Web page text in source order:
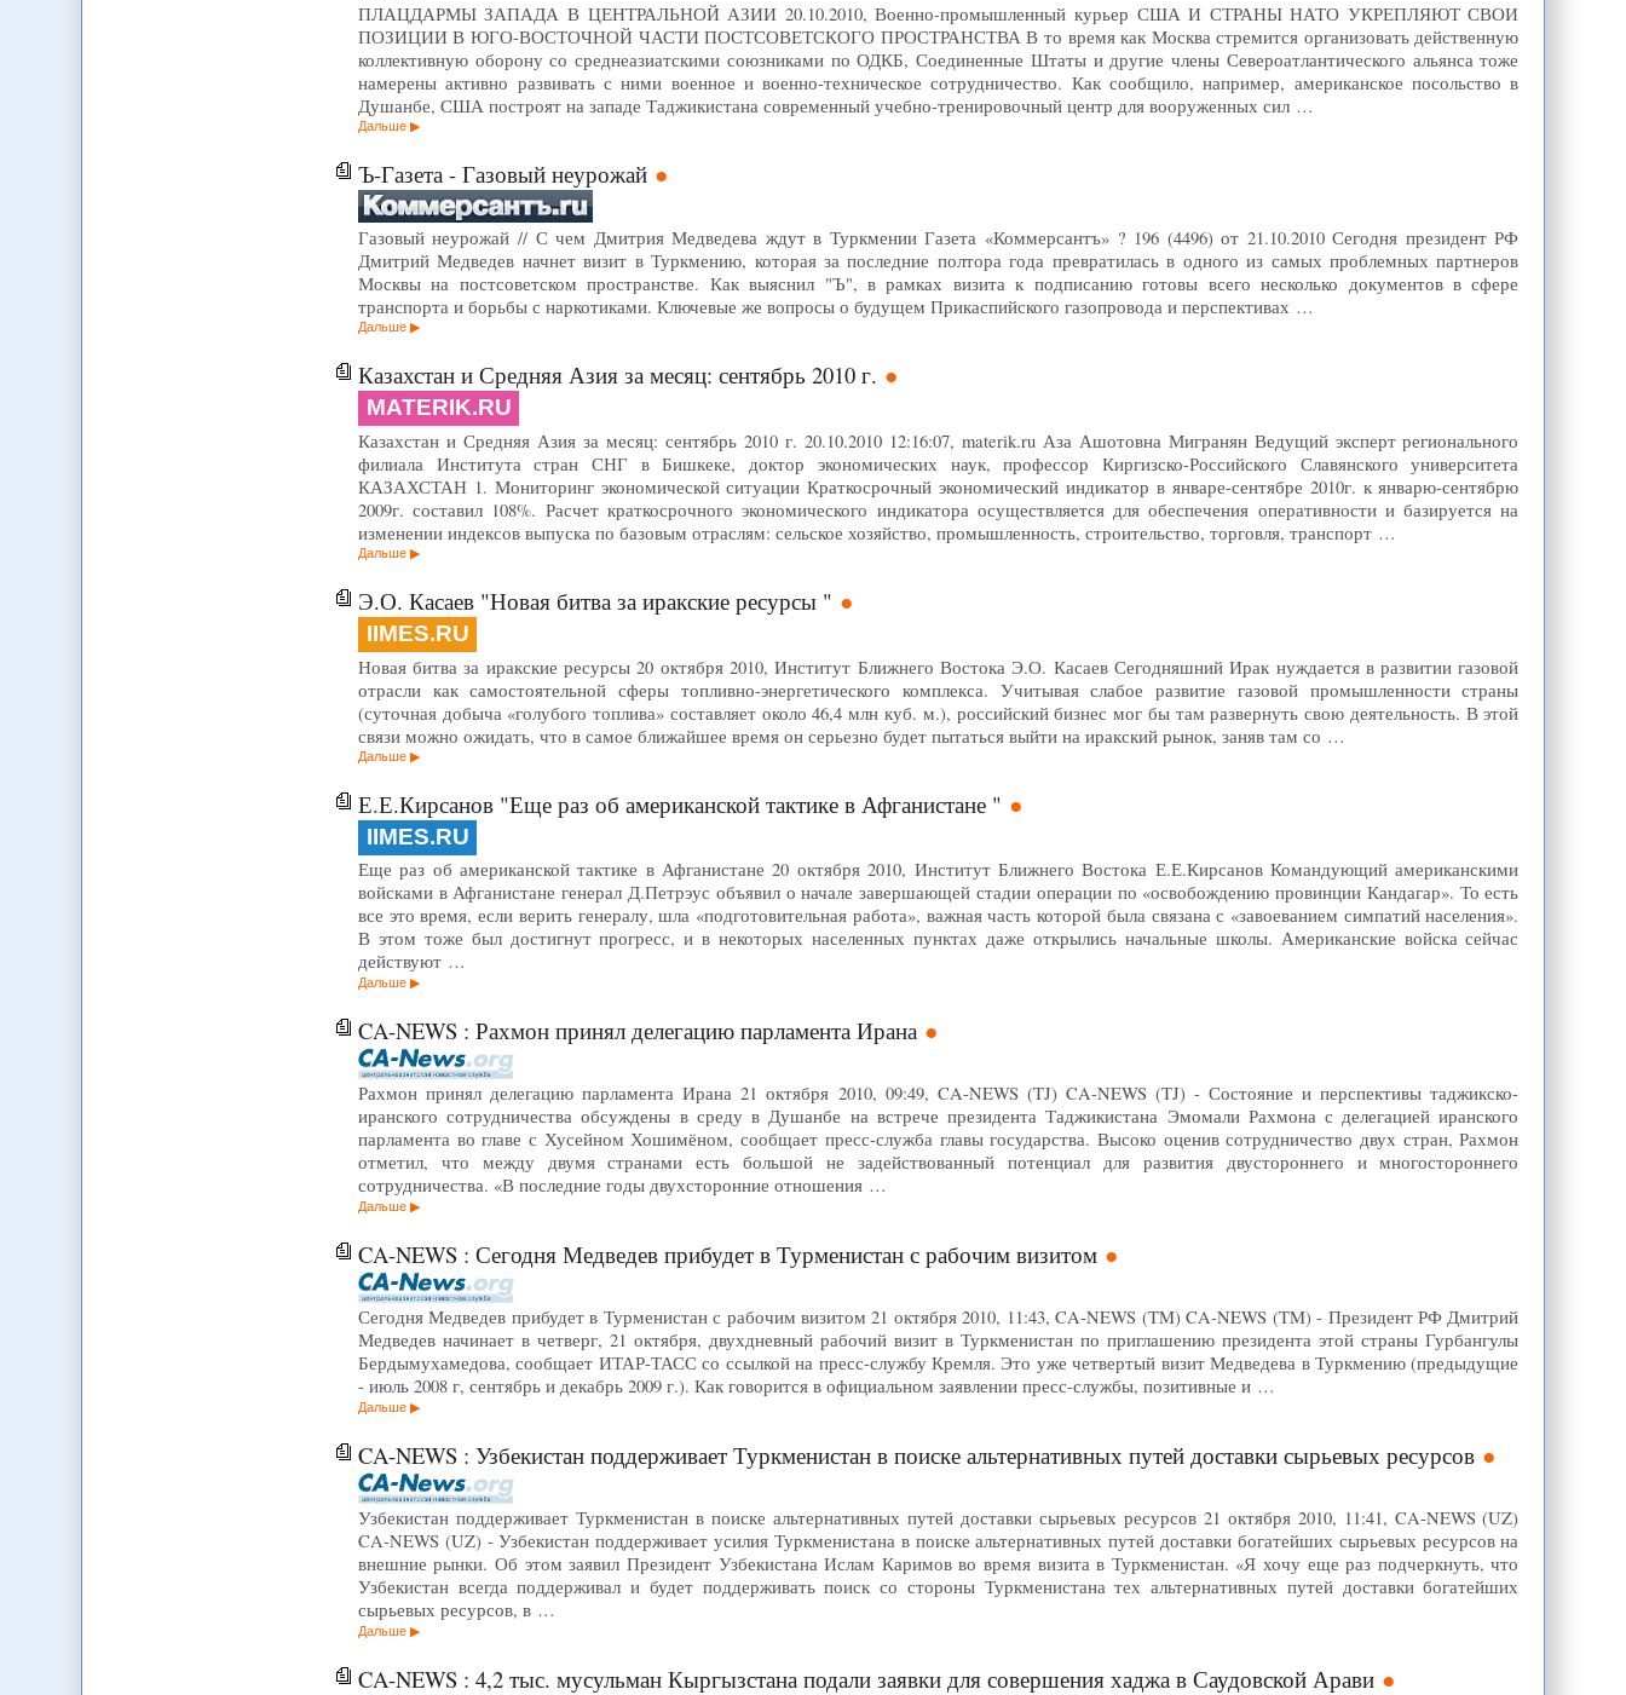
ПЛАЦДАРМЫ ЗАПАДА В ЦЕНТРАЛЬНОЙ АЗИИ 20.10.2010, Военно-промышленный курьер США И СТРАНЫ НАТО УКРЕПЛЯЮТ СВОИ
ПОЗИЦИИ В ЮГО-ВОСТОЧНОЙ ЧАСТИ ПОСТСОВЕТСКОГО ПРОСТРАНСТВА В то время как Москва стремится организовать действенную
коллективную оборону со среднеазиатскими союзниками по ОДКБ, Соединенные Штаты и другие члены Североатлантического альянса тоже
намерены активно развивать с ними военное и военно-техническое сотрудничество. Как сообщило, например, американское посольство в
Душанбе, США построят на западе Таджикистана современный учебно-тренировочный центр для вооруженных сил …
Дальше
Ъ-Газета - Газовый неурожай
Газовый неурожай // С чем Дмитрия Медведева ждут в Туркмении Газета «Коммерсантъ» ? 196 (4496) от 21.10.2010 Сегодня президент РФ
Дмитрий Медведев начнет визит в Туркмению, которая за последние полтора года превратилась в одного из самых проблемных партнеров
Москвы на постсоветском пространстве. Как выяснил "Ъ", в рамках визита к подписанию готовы всего несколько документов в сфере
транспорта и борьбы с наркотиками. Ключевые же вопросы о будущем Прикаспийского газопровода и перспективах …
Дальше
Казахстан и Средняя Азия за месяц: сентябрь 2010 г.
MATERIK.RU
Казахстан и Средняя Азия за месяц: сентябрь 2010 г. 20.10.2010 12:16:07, materik.ru Аза Ашотовна Мигранян Ведущий эксперт регионального
филиала Института стран СНГ в Бишкеке, доктор экономических наук, профессор Киргизско-Российского Славянского университета
КАЗАХСТАН 1. Мониторинг экономической ситуации Краткосрочный экономический индикатор в январе-сентябре 2010г. к январю-сентябрю
2009г. составил 108%. Расчет краткосрочного экономического индикатора осуществляется для обеспечения оперативности и базируется на
изменении индексов выпуска по базовым отраслям: сельское хозяйство, промышленность, строительство, торговля, транспорт …
Дальше
Э.О. Касаев "Новая битва за иракские ресурсы "
IIMES.RU
Новая битва за иракские ресурсы 20 октября 2010, Институт Ближнего Востока Э.О. Касаев Сегодняшний Ирак нуждается в развитии газовой
отрасли как самостоятельной сферы топливно-энергетического комплекса. Учитывая слабое развитие газовой промышленности страны
(суточная добыча «голубого топлива» составляет около 46,4 млн куб. м.), российский бизнес мог бы там развернуть свою деятельность. В этой
связи можно ожидать, что в самое ближайшее время он серьезно будет пытаться выйти на иракский рынок, заняв там со …
Дальше
Е.Е.Кирсанов "Еще раз об американской тактике в Афганистане "
IIMES.RU
Еще раз об американской тактике в Афганистане 20 октября 2010, Институт Ближнего Востока Е.Е.Кирсанов Командующий американскими
войсками в Афганистане генерал Д.Петрэус объявил о начале завершающей стадии операции по «освобождению провинции Кандагар». То есть
все это время, если верить генералу, шла «подготовительная работа», важная часть которой была связана с «завоеванием симпатий населения».
В этом тоже был достигнут прогресс, и в некоторых населенных пунктах даже открылись начальные школы. Американские войска сейчас
действуют …
Дальше
CA-NEWS : Рахмон принял делегацию парламента Ирана
Рахмон принял делегацию парламента Ирана 21 октября 2010, 09:49, CA-NEWS (TJ) CA-NEWS (TJ) - Состояние и перспективы таджикско-
иранского сотрудничества обсуждены в среду в Душанбе на встрече президента Таджикистана Эмомали Рахмона с делегацией иранского
парламента во главе с Хусейном Хошимёном, сообщает пресс-служба главы государства. Высоко оценив сотрудничество двух стран, Рахмон
отметил, что между двумя странами есть большой не задействованный потенциал для развития двустороннего и многостороннего
сотрудничества. «В последние годы двухсторонние отношения …
Дальше
CA-NEWS : Сегодня Медведев прибудет в Турменистан с рабочим визитом
Сегодня Медведев прибудет в Турменистан с рабочим визитом 21 октября 2010, 11:43, CA-NEWS (TM) CA-NEWS (TM) - Президент РФ Дмитрий
Медведев начинает в четверг, 21 октября, двухдневный рабочий визит в Туркменистан по приглашению президента этой страны Гурбангулы
Бердымухамедова, сообщает ИТАР-ТАСС со ссылкой на пресс-службу Кремля. Это уже четвертый визит Медведева в Туркмению (предыдущие
- июль 2008 г, сентябрь и декабрь 2009 г.). Как говорится в официальном заявлении пресс-службы, позитивные и …
Дальше
CA-NEWS : Узбекистан поддерживает Туркменистан в поиске альтернативных путей доставки сырьевых ресурсов
Узбекистан поддерживает Туркменистан в поиске альтернативных путей доставки сырьевых ресурсов 21 октября 2010, 11:41, CA-NEWS (UZ)
CA-NEWS (UZ) - Узбекистан поддерживает усилия Туркменистана в поиске альтернативных путей доставки богатейших сырьевых ресурсов на
внешние рынки. Об этом заявил Президент Узбекистана Ислам Каримов во время визита в Туркменистан. «Я хочу еще раз подчеркнуть, что
Узбекистан всегда поддерживал и будет поддерживать поиск со стороны Туркменистана тех альтернативных путей доставки богатейших
сырьевых ресурсов, в …
Дальше
CA-NEWS : 4,2 тыс. мусульман Кыргызстана подали заявки для совершения хаджа в Саудовской Арави